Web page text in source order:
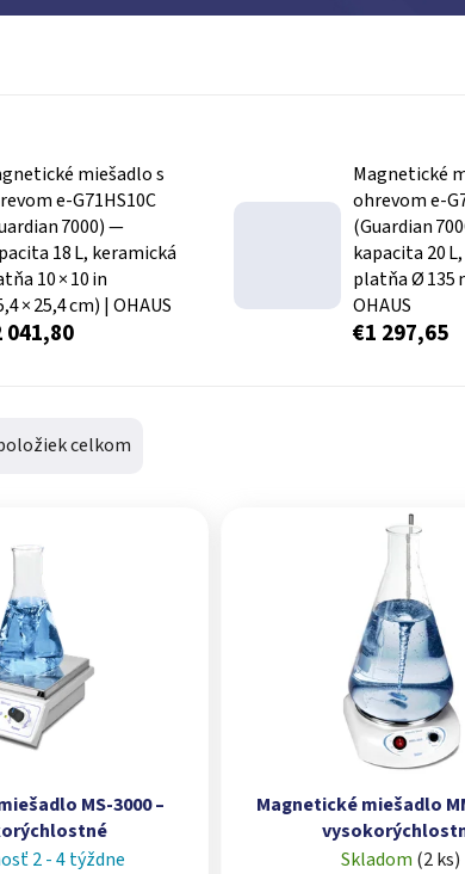
miešadlo s
e‑G71HS10C
7000) —
18 L, keramická
10 × 10 in
× 25,4 cm) | OHAUS
041,80
Magnetické
ohrevom
(Guardian
kapacita 20
platňa Ø 135
OHAUS
€1 297,65
celkom
MS-3000 –
2 - 4 týždne
Magnetické miešadlo
Skladom (2 ks)